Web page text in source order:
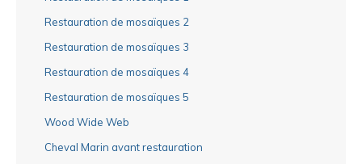
Restauration de mosaïques 2
Restauration de mosaïques 3
Restauration de mosaïques 4
Restauration de mosaïques 5
Wood Wide Web
Cheval Marin avant restauration